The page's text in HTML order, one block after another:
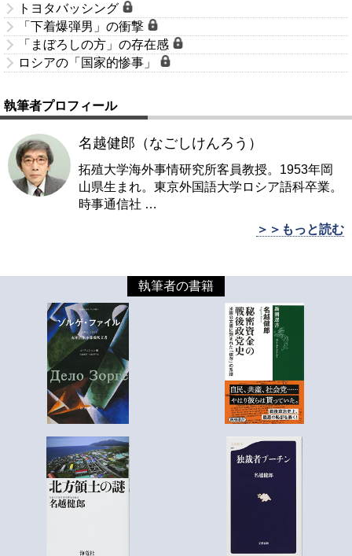
トヨタバッシング
「下着爆弾男」の衝撃
「まぼろしの方」の存在感
ロシアの「国家的惨事」
執筆者プロフィール
名越健郎（なごしけんろう）
拓殖大学海外事情研究所客員教授。1953年岡
山県生まれ。東京外国語大学ロシア語科卒業。
時事通信社 …
＞＞もっと読む
執筆者の書籍